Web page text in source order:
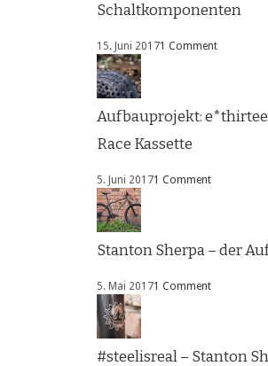
Schaltkomponenten
15. Juni 20171 Comment
Aufbauprojekt:
Race Kassette
5. Juni 20171 Comment
Stanton Sherpa – der
5. Mai 20171 Comment
#steelisreal – Stanton